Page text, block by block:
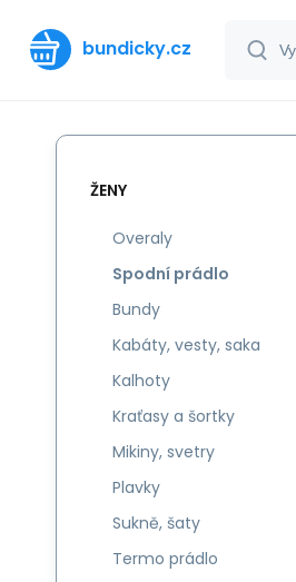
bundicky.cz
ŽENY
Overaly
Spodní prádlo
Bundy
Kabáty, vesty, saka
Kalhoty
Kraťasy a šortky
Mikiny, svetry
Plavky
Sukně, šaty
Termo prádlo